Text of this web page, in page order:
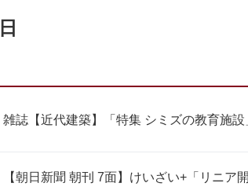
雑誌【近代建築】「特集 シミズの教育施
【朝日新聞 朝刊 7面】けいざい+「リニ